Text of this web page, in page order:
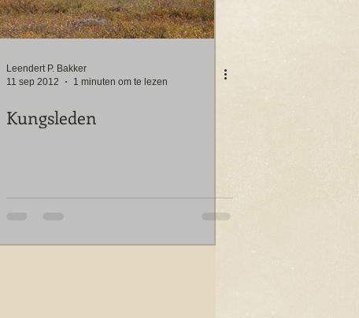
Leendert P. Bakker
11 sep 2012
1 minuten om te lezen
Kungsleden